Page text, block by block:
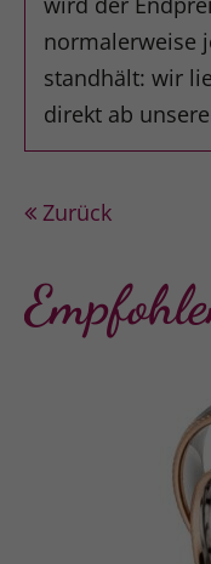
normalerweise
standhält: wir
direkt ab
Zurück